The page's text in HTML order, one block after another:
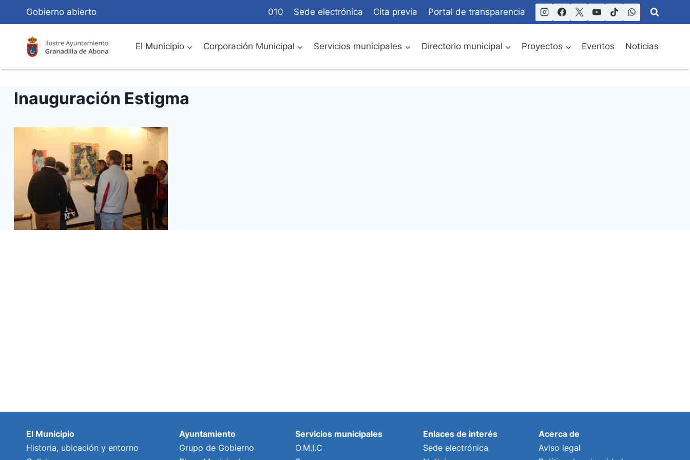
Contenido
Gobierno abierto 010 Sede electrónica Cita previa Portal de transparencia
El Municipio Corporación Municipal Servicios municipales Directorio municipal Proyectos Eventos Noticias
Inauguración Estigma
El Municipio
Historia, ubicación y entorno
Ayuntamiento
Grupo de Gobierno
Servicios municipales
O.M.I.C
Enlaces de interés
Sede electrónica
Acerca de
Aviso legal